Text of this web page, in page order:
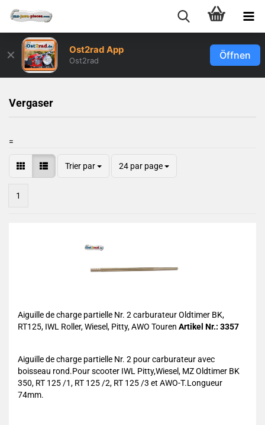
✕ Ost2rad App
Ost2rad Öffnen
Vergaser
=
Trier par 24 par page
1
Aiguille de charge partielle Nr. 2 carburateur Oldtimer BK,
RT125, IWL Roller, Wiesel, Pitty, AWO Touren Artikel Nr.: 3357
Aiguille de charge partielle Nr. 2 pour carburateur avec
boisseau rond.Pour scooter IWL Pitty,Wiesel, MZ Oldtimer BK
350, RT 125 /1, RT 125 /2, RT 125 /3 et AWO-T.Longueur
74mm.